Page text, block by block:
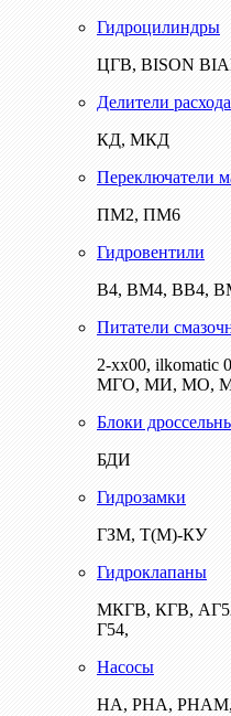
Гидроцилиндры
ЦГВ, BISON
Делители расхода
КД, МКД
Переключатели
ПМ2, ПМ6
Гидровентили
В4, ВМ4, ВВ4,
Питатели
2-хх00, ilkomatic
МГО, МИ, МО,
Блоки
БДИ
Гидрозамки
ГЗМ, Т(М)-КУ
Гидроклапаны
МКГВ, КГВ,
Г54,
Насосы
НА, РНА,